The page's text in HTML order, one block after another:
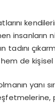
insanların
de
yanı